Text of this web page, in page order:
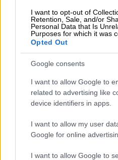
I want to opt-out of
Retention, Sale, and/or
Personal Data that Is
Purposes for which it was
Opted Out
Google consents
I want to allow Google to
related to advertising like
device identifiers in apps.
I want to allow my user
Google for online
I want to allow Google to
Τυρομπουκιές του
Λιχουδιά για μικρούς
για τυροπιτάκια
φέτα, ρεγκάτο και